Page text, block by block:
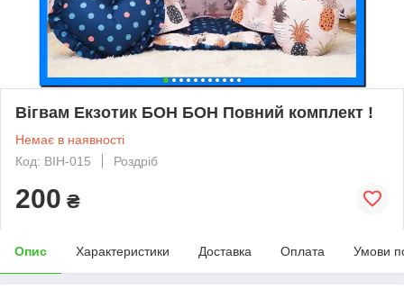
Вігвам Екзотик БОН БОН Повний комплект !
Немає в наявності
Код: ВІН-015
Роздріб
200 ₴
Опис Характеристики Доставка Оплата Умови